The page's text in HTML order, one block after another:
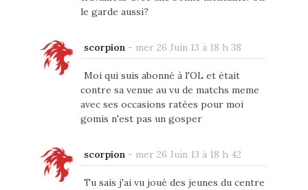
le garde aussi?
scorpion- mer 26 Juin 13 à 18 h 38
Moi qui suis abonné à l'OL et était
contre sa venue au vu de matchs meme
avec ses occasions ratées pour moi
gomis n'est pas un gosper
scorpion- mer 26 Juin 13 à 18 h 42
Tu sais j'ai vu joué des jeunes du centre